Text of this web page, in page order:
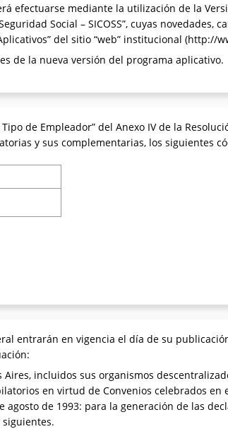
efectuarse mediante la utilización de la
Social – SICOSS”, cuyas novedades,
del sitio “web” institucional (http://
de la nueva versión del programa aplicativo.
de Empleador” del Anexo IV de la
y sus complementarias, los siguientes
entrarán en vigencia el día de su
incluidos sus organismos
en virtud de Convenios celebrados en
de 1993: para la generación de las